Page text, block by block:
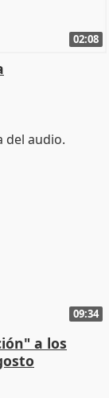
02:08
09:34
a los